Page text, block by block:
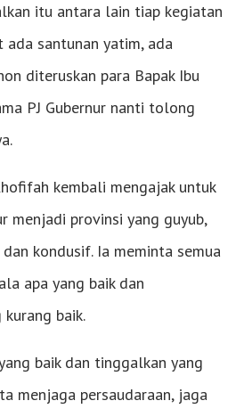
itu antara lain tiap kegiatan
ada santunan yatim, ada
diteruskan para Bapak Ibu
PJ Gubernur nanti tolong
kembali mengajak untuk
menjadi provinsi yang guyub,
dan kondusif. Ia meminta semua
apa yang baik dan
baik.
baik dan tinggalkan yang
menjaga persaudaraan, jaga